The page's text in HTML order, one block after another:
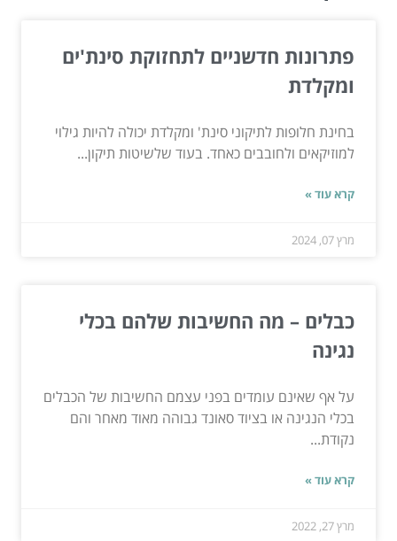
פתרונות חדשניים לתחזוקת סינת'ים
ומקלדת
בחינת חלופות לתיקוני סינת' ומקלדת יכולה להיות גילוי
למוזיקאים ולחובבים כאחד. בעוד שלשיטות תיקון...
קרא עוד »
מרץ 07, 2024
כבלים – מה החשיבות שלהם בכלי
נגינה
על אף שאינם עומדים בפני עצמם החשיבות של הכבלים
בכלי הנגינה או בציוד סאונד גבוהה מאוד מאחר והם
נקודת...
קרא עוד »
מרץ 27, 2022